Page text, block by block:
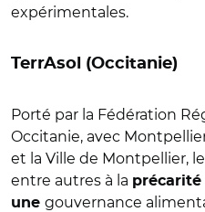
expérimentales.
TerrAsol (Occitanie)
Porté par la Fédération
Occitanie, avec
et la Ville de Montpellier,
entre autres à la
une gouvernance